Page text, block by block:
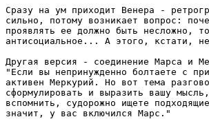
Сразу на ум приходит Венера -
сильно, потому возникает вопрос:
проявлять ее должно быть несложно,
антисоциальное... А этого, кстати,
Другая версия - соединение Марса и
"Если вы непринужденно болтаете с
активен Меркурий. Но вот тема
сформулировать и выразить вашу
вспомнить, судорожно ищете
значит, у вас включился Марс."